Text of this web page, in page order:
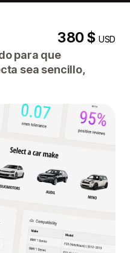
380 $USD
para que
sea sencillo,